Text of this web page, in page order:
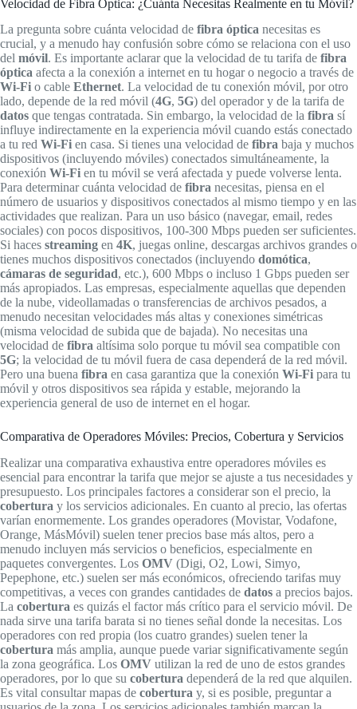
Velocidad de Fibra Óptica: ¿Cuánta Necesitas Realmente en tu Móvil?
La pregunta sobre cuánta velocidad de fibra óptica necesitas es
crucial, y a menudo hay confusión sobre cómo se relaciona con el uso
del móvil. Es importante aclarar que la velocidad de tu tarifa de fibra
óptica afecta a la conexión a internet en tu hogar o negocio a través de
Wi-Fi o cable Ethernet. La velocidad de tu conexión móvil, por otro
lado, depende de la red móvil (4G, 5G) del operador y de la tarifa de
datos que tengas contratada. Sin embargo, la velocidad de la fibra sí
influye indirectamente en la experiencia móvil cuando estás conectado
a tu red Wi-Fi en casa. Si tienes una velocidad de fibra baja y muchos
dispositivos (incluyendo móviles) conectados simultáneamente, la
conexión Wi-Fi en tu móvil se verá afectada y puede volverse lenta.
Para determinar cuánta velocidad de fibra necesitas, piensa en el
número de usuarios y dispositivos conectados al mismo tiempo y en las
actividades que realizan. Para un uso básico (navegar, email, redes
sociales) con pocos dispositivos, 100-300 Mbps pueden ser suficientes.
Si haces streaming en 4K, juegas online, descargas archivos grandes o
tienes muchos dispositivos conectados (incluyendo domótica,
cámaras de seguridad, etc.), 600 Mbps o incluso 1 Gbps pueden ser
más apropiados. Las empresas, especialmente aquellas que dependen
de la nube, videollamadas o transferencias de archivos pesados, a
menudo necesitan velocidades más altas y conexiones simétricas
(misma velocidad de subida que de bajada). No necesitas una
velocidad de fibra altísima solo porque tu móvil sea compatible con
5G; la velocidad de tu móvil fuera de casa dependerá de la red móvil.
Pero una buena fibra en casa garantiza que la conexión Wi-Fi para tu
móvil y otros dispositivos sea rápida y estable, mejorando la
experiencia general de uso de internet en el hogar.
Comparativa de Operadores Móviles: Precios, Cobertura y Servicios
Realizar una comparativa exhaustiva entre operadores móviles es
esencial para encontrar la tarifa que mejor se ajuste a tus necesidades y
presupuesto. Los principales factores a considerar son el precio, la
cobertura y los servicios adicionales. En cuanto al precio, las ofertas
varían enormemente. Los grandes operadores (Movistar, Vodafone,
Orange, MásMóvil) suelen tener precios base más altos, pero a
menudo incluyen más servicios o beneficios, especialmente en
paquetes convergentes. Los OMV (Digi, O2, Lowi, Simyo,
Pepephone, etc.) suelen ser más económicos, ofreciendo tarifas muy
competitivas, a veces con grandes cantidades de datos a precios bajos.
La cobertura es quizás el factor más crítico para el servicio móvil. De
nada sirve una tarifa barata si no tienes señal donde la necesitas. Los
operadores con red propia (los cuatro grandes) suelen tener la
cobertura más amplia, aunque puede variar significativamente según
la zona geográfica. Los OMV utilizan la red de uno de estos grandes
operadores, por lo que su cobertura dependerá de la red que alquilen.
Es vital consultar mapas de cobertura y, si es posible, preguntar a